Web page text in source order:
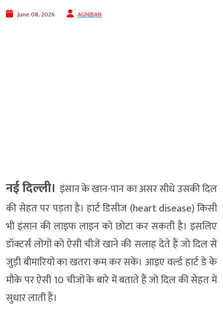
June 08, 2026 AGNIBAN
नई दिल्ली। इंसान के खान-पान का असर सीधे उसकी दिल
की सेहत पर पड़ता है। हार्ट डिसीज (heart disease) किसी
भी इंसान की लाइफ लाइन को छोटा कर सकती है। इसलिए
डॉक्टर्स लोगों को ऐसी चीजें खाने की सलाह देते हैं जो दिल से
जुड़ी बीमारियों का खतरा कम कर सकें। आइए वर्ल्ड हार्ट डे के
मौके पर ऐसी 10 चीजों के बारे में बताते हैं जो दिल की सेहत में
सुधार लाती हैं।